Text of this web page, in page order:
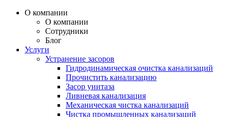
О компании
О компании
Сотрудники
Блог
Услуги
Устранение засоров
Гидродинамическая очистка канализаций
Прочистить канализацию
Засор унитаза
Ливневая канализация
Механическая чистка канализаций
Чистка промышленных канализаций